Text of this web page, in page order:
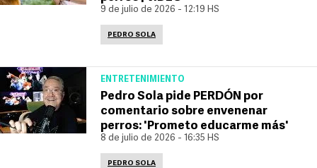
9 de julio de 2026 - 12:19 HS
PEDRO SOLA
ENTRETENIMIENTO
Pedro Sola pide PERDÓN por
comentario sobre envenenar
perros: 'Prometo educarme más'
8 de julio de 2026 - 16:35 HS
PEDRO SOLA